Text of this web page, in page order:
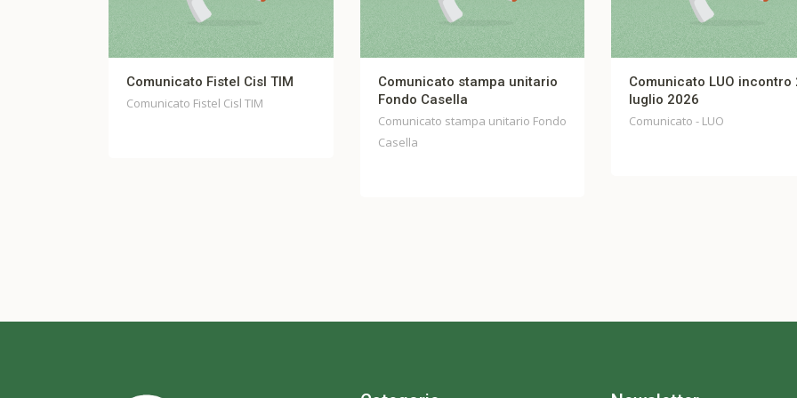
Comunicato stampa unitario
Fondo Casella
Comunicato LUO incontro 27
luglio 2026
Comunicato - LUO
FIBERCOP –
UNITARIO Incontro 23
Comunicato - FIBERCOP